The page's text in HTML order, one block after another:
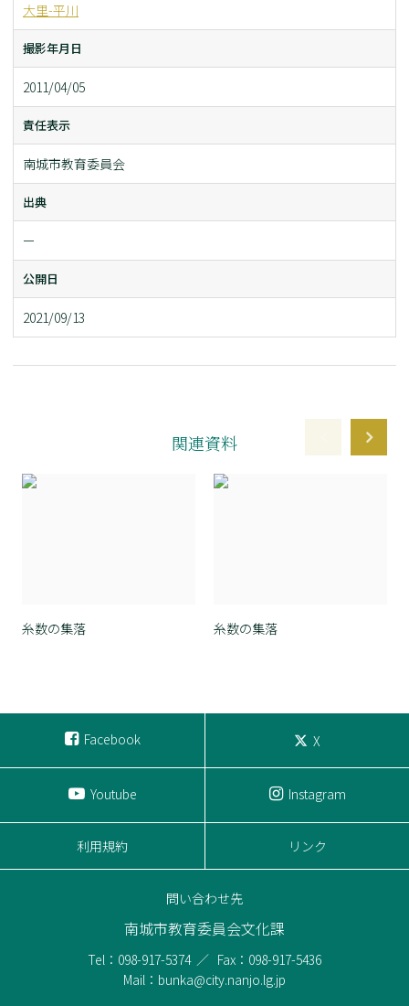
大里-平川
撮影年月日
2011/04/05
責任表示
南城市教育委員会
出典
ー
公開日
2021/09/13
関連資料
糸数の集落 糸数の集落
Facebook X
Youtube Instagram
利用規約 リンク
問い合わせ先
南城市教育委員会文化課
Tel：098-917-5374
Fax：098-917-5436
Mail：bunka@city.nanjo.lg.jp